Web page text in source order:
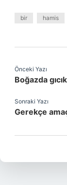
bir hamis
Önceki Yazı
Boğazda
Sonraki Yazı
Gerekçe